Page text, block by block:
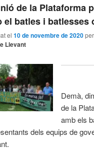
de la Plataforma
el batles i batlesses
el10 de novembre de 2020
Llevant
Demà,‌
‌de‌ ‌la‌
‌amb‌ ‌els‌
‌dels‌ ‌equips‌ ‌de‌